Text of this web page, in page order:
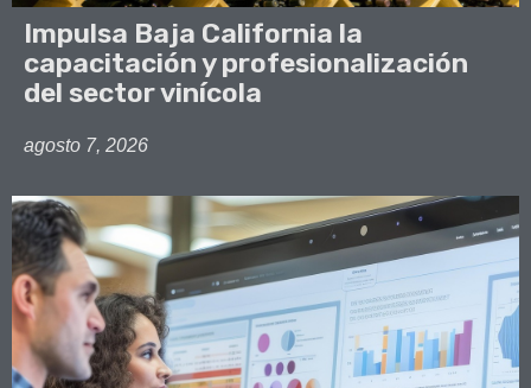
Impulsa Baja California la
capacitación y profesionalización
del sector vinícola
agosto 7, 2026